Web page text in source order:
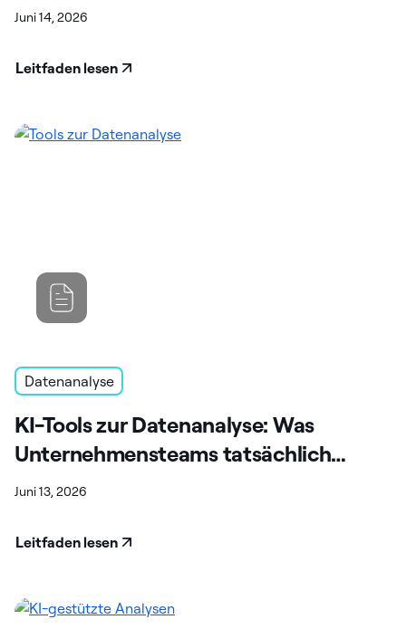
Datenanalyse
Juni 14, 2026
Leitfaden lesen
Datenanalyse
KI-Tools zur Datenanalyse: Was
Unternehmensteams tatsächlich
brauchen (die meisten bleiben hinter
Juni 13, 2026
Leitfaden lesen